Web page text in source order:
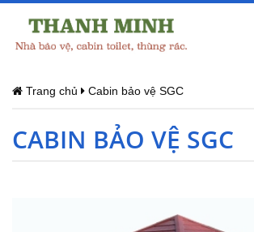
Trang chủ Cabin bảo vệ SGC
CABIN BẢO VỆ SGC